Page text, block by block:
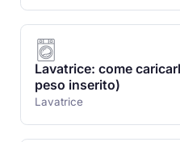
Lavatrice: come
peso inserito)
Lavatrice